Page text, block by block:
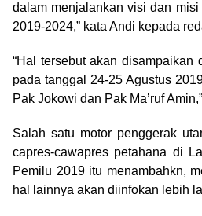
dalam menjalankan visi dan
2019-2024,” kata Andi kepada
“Hal tersebut akan disampaikan
pada tanggal 24-25 Agustus
Pak Jokowi dan Pak Ma’ruf
Salah satu motor penggerak
capres-cawapres petahana di
Pemilu 2019 itu menambahkn,
hal lainnya akan diinfokan lebih